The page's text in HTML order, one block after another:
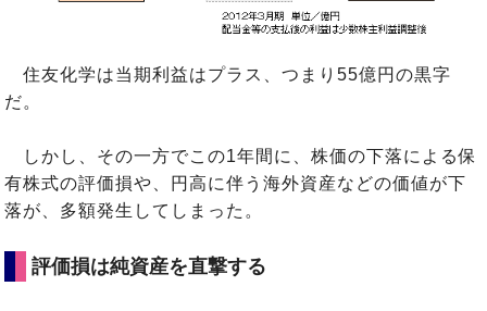
住友化学は当期利益はプラス、つまり55億円の黒字
だ。
しかし、その一方でこの1年間に、株価の下落による保
有株式の評価損や、円高に伴う海外資産などの価値が下
落が、多額発生してしまった。
評価損は純資産を直撃する